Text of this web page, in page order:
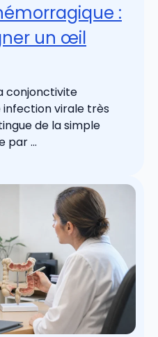
:
un œil
conjonctivite
infection virale très
de la simple
par ...